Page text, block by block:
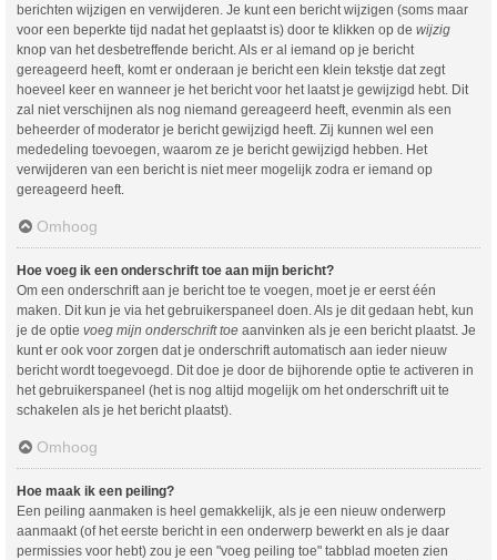
berichten wijzigen en verwijderen. Je kunt een bericht wijzigen (soms maar
voor een beperkte tijd nadat het geplaatst is) door te klikken op de wijzig
knop van het desbetreffende bericht. Als er al iemand op je bericht
gereageerd heeft, komt er onderaan je bericht een klein tekstje dat zegt
hoeveel keer en wanneer je het bericht voor het laatst je gewijzigd hebt. Dit
zal niet verschijnen als nog niemand gereageerd heeft, evenmin als een
beheerder of moderator je bericht gewijzigd heeft. Zij kunnen wel een
mededeling toevoegen, waarom ze je bericht gewijzigd hebben. Het
verwijderen van een bericht is niet meer mogelijk zodra er iemand op
gereageerd heeft.
Omhoog
Hoe voeg ik een onderschrift toe aan mijn bericht?
Om een onderschrift aan je bericht toe te voegen, moet je er eerst één
maken. Dit kun je via het gebruikerspaneel doen. Als je dit gedaan hebt, kun
je de optie voeg mijn onderschrift toe aanvinken als je een bericht plaatst. Je
kunt er ook voor zorgen dat je onderschrift automatisch aan ieder nieuw
bericht wordt toegevoegd. Dit doe je door de bijhorende optie te activeren in
het gebruikerspaneel (het is nog altijd mogelijk om het onderschrift uit te
schakelen als je het bericht plaatst).
Omhoog
Hoe maak ik een peiling?
Een peiling aanmaken is heel gemakkelijk, als je een nieuw onderwerp
aanmaakt (of het eerste bericht in een onderwerp bewerkt en als je daar
permissies voor hebt) zou je een "voeg peiling toe" tabblad moeten zien